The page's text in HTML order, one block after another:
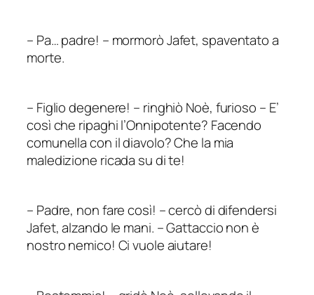
– Pa… padre! – mormorò Jafet, spaventato a
morte.
– Figlio degenere! – ringhiò Noè, furioso – E’
così che ripaghi l’Onnipotente? Facendo
comunella con il diavolo? Che la mia
maledizione ricada su di te!
– Padre, non fare così! –cercò di difendersi
Jafet, alzando le mani. –Gattaccio non è
nostro nemico! Ci vuole aiutare!